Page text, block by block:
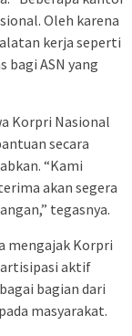
Oleh karena
kerja seperti
ASN yang
Korpri Nasional
secara
“Kami
akan segera
tegasnya.
mengajak Korpri
aktif
bagian dari
masyarakat.